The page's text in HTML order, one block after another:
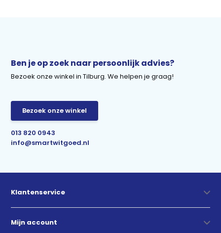
Ben je op zoek naar persoonlijk advies?
Bezoek onze winkel in Tilburg. We helpen je graag!
Bezoek onze winkel
013 820 0943
info@smartwitgoed.nl
Klantenservice
Mijn account